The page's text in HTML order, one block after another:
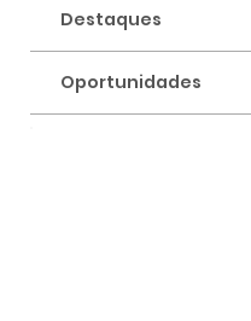
Destaques
Oportunidades